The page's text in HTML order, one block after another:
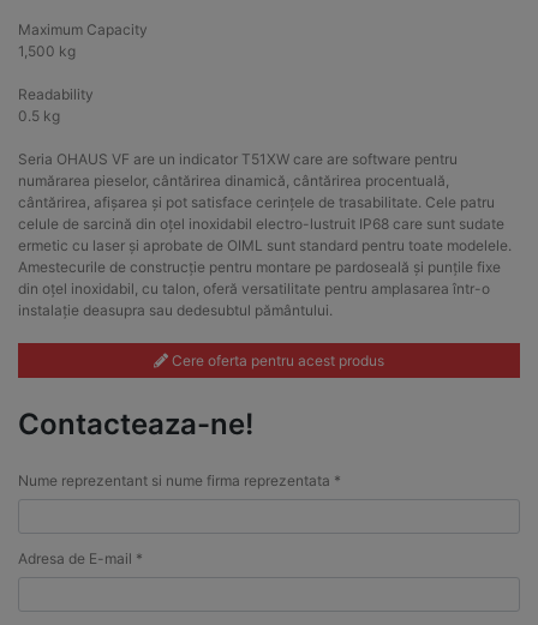
Maximum Capacity
1,500 kg
Readability
0.5 kg
Seria OHAUS VF are un indicator T51XW care are software pentru
numărarea pieselor, cântărirea dinamică, cântărirea procentuală,
cântărirea, afișarea și pot satisface cerințele de trasabilitate. Cele patru
celule de sarcină din oțel inoxidabil electro-lustruit IP68 care sunt sudate
ermetic cu laser și aprobate de OIML sunt standard pentru toate modelele.
Amestecurile de construcție pentru montare pe pardoseală și punțile fixe
din oțel inoxidabil, cu talon, oferă versatilitate pentru amplasarea într-o
instalație deasupra sau dedesubtul pământului.
Cere oferta pentru acest produs
Contacteaza-ne!
Nume reprezentant si nume firma reprezentata *
Adresa de E-mail *